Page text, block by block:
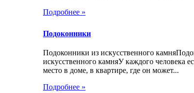
Подробнее »
Подоконники
Подоконники из искусственного
искусственного камняУ каждого человека
место в доме, в квартире, где он может...
Подробнее »